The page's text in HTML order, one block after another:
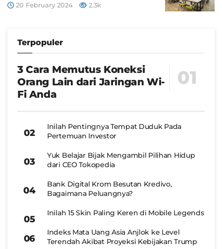
20 February 2024 2.3k
Terpopuler
3 Cara Memutus Koneksi
Orang Lain dari Jaringan Wi-
Fi Anda
Inilah Pentingnya Tempat Duduk Pada
Pertemuan Investor
Yuk Belajar Bijak Mengambil Pilihan Hidup
dari CEO Tokopedia
Bank Digital Krom Besutan Kredivo,
Bagaimana Peluangnya?
Inilah 15 Skin Paling Keren di Mobile Legends
Indeks Mata Uang Asia Anjlok ke Level
Terendah Akibat Proyeksi Kebijakan Trump